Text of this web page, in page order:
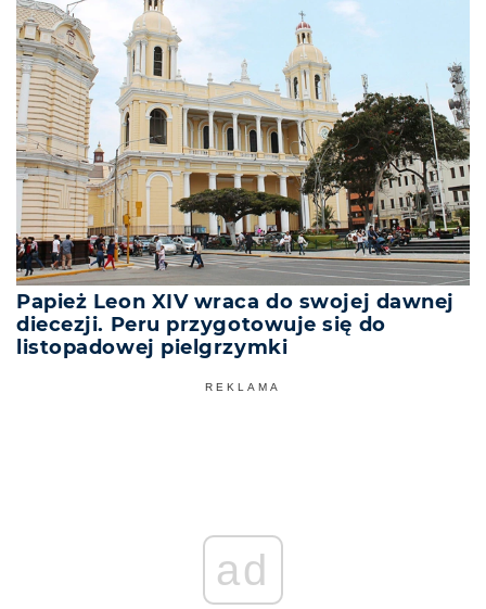
Papież Leon XIV wraca do swojej dawnej
diecezji. Peru przygotowuje się do
listopadowej pielgrzymki
REKLAMA
ad